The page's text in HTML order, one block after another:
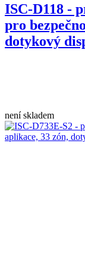
ISC-D118 -
pro
dotykový
není skladem